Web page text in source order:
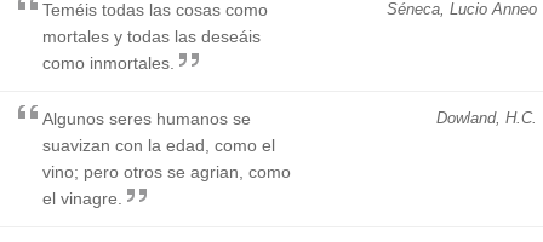
Séneca, Lucio Anneo
Teméis todas las cosas como
mortales y todas las deseáis
como inmortales.
Dowland, H.C.
Algunos seres humanos se
suavizan con la edad, como el
vino; pero otros se agrian, como
el vinagre.